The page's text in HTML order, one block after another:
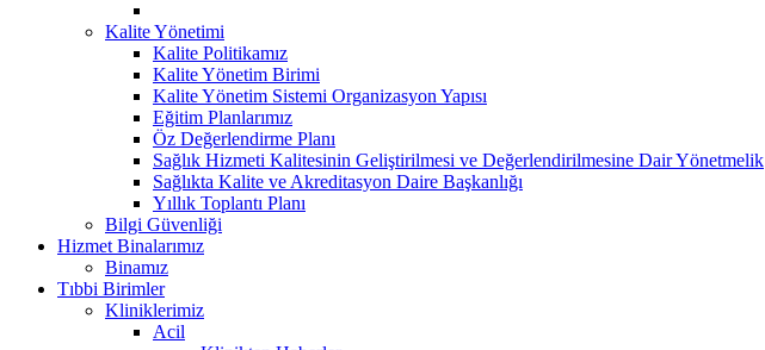
Kalite Yönetimi
Kalite Politikamız
Kalite Yönetim Birimi
Kalite Yönetim Sistemi Organizasyon Yapısı
Eğitim Planlarımız
Öz Değerlendirme Planı
Sağlık Hizmeti Kalitesinin Geliştirilmesi ve Değerlendirilmesine Dair Yönetmelik
Sağlıkta Kalite ve Akreditasyon Daire Başkanlığı
Yıllık Toplantı Planı
Bilgi Güvenliği
Hizmet Binalarımız
Binamız
Tıbbi Birimler
Kliniklerimiz
Acil